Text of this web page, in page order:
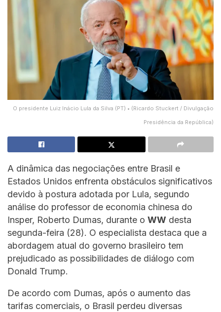
O presidente Luiz Inácio Lula da Silva (PT) • (Ricardo Stuckert / Divulgação
Presidência da República)
A dinâmica das negociações entre Brasil e
Estados Unidos enfrenta obstáculos significativos
devido à postura adotada por Lula, segundo
análise do professor de economia chinesa do
Insper, Roberto Dumas, durante o WW desta
segunda-feira (28). O especialista destaca que a
abordagem atual do governo brasileiro tem
prejudicado as possibilidades de diálogo com
Donald Trump.
De acordo com Dumas, após o aumento das
tarifas comerciais, o Brasil perdeu diversas